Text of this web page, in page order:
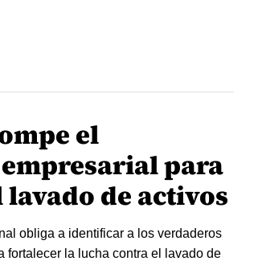
el
para
de activos
obliga a identificar a los verdaderos
fortalecer la lucha contra el lavado de